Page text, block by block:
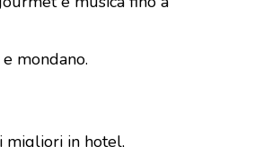
mondano.
migliori in hotel,